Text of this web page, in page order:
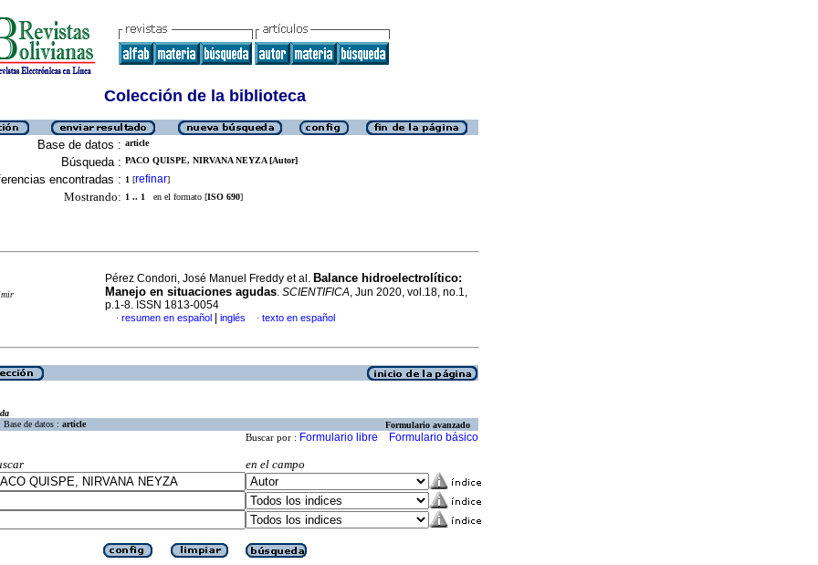
Colección de la biblioteca
Base de datos : article
Búsqueda : PACO QUISPE, NIRVANA NEYZA [Autor]
encontradas : 1 [refinar]
Mostrando: 1 .. 1 en el formato [ISO 690]
Pérez Condori, José Manuel Freddy et al. Balance hidroelectrolítico:
Manejo en situaciones agudas. SCIENTIFICA, Jun 2020, vol.18, no.1,
p.1-8. ISSN 1813-0054
· resumen en español inglés · texto en español
Base de datos : article Formulario avanzado
Buscar por : Formulario libre Formulario básico
en el campo